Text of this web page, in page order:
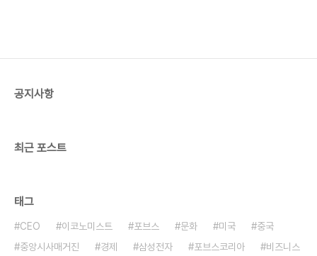
공지사항
최근 포스트
태그
CEO 이코노미스트 포브스 문화 미국
중국
중앙시사매거진
경제 삼성전자 포브스코리아
비즈니스